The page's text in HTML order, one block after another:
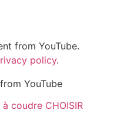
from YouTube.
policy.
YouTube
coudre CHOISIR